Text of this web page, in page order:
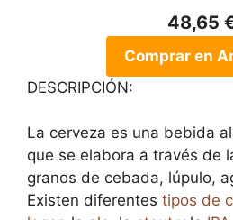
48,65
Comprar en
DESCRIPCIÓN:
La cerveza es una bebida
que se elabora a través de
granos de cebada, lúpulo,
Existen diferentes tipos de